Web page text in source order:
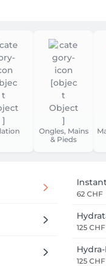
Ongles, Mains
& Pieds
62 CHF
125 CHF
125 CHF